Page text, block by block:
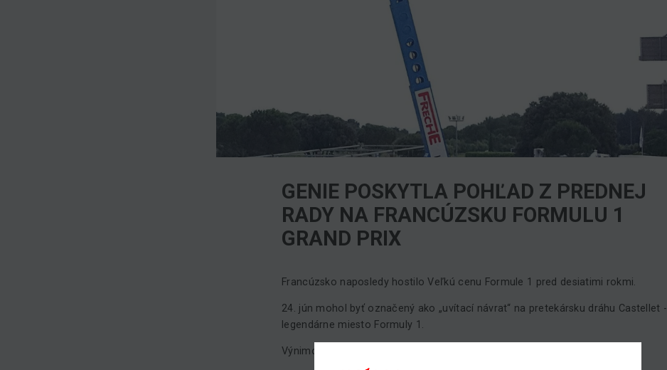
GENIE POSKYTLA POHĽAD Z PREDNEJ
RADY NA FRANCÚZSKU FORMULU 1
GRAND PRIX
Francúzsko naposledy hostilo Veľkú cenu Formule 1 pred desiatimi rokmi.
24. jún mohol byť označený ako „uvítací návrat“ na pretekársku dráhu Castellet -
legendárne miesto Formuly 1.
Výnimočné eventy potrebujú výnimočné vybavenie!